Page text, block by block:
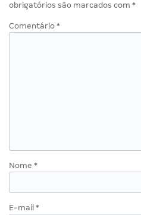
obrigatórios são marcados com *
Comentário *
Nome *
E-mail *